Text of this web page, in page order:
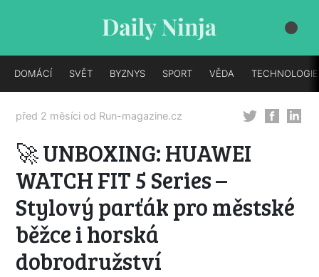
DOMÁCÍ SVĚT BYZNYS SPORT VĚDA TECHNOLOGIE
před 2 měsíci od Run-magazine.cz
🚀 UNBOXING: HUAWEI
WATCH FIT 5 Series –
Stylový parťák pro městské
běžce i horská
dobrodružství